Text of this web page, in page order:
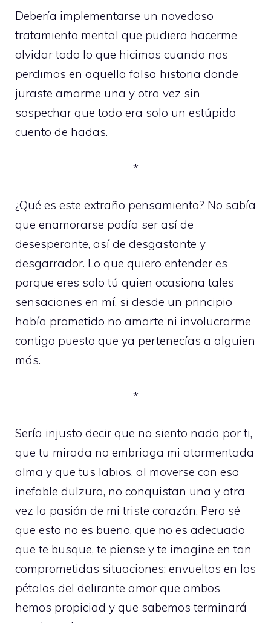
Debería implementarse un novedoso
tratamiento mental que pudiera hacerme
olvidar todo lo que hicimos cuando nos
perdimos en aquella falsa historia donde
juraste amarme una y otra vez sin
sospechar que todo era solo un estúpido
cuento de hadas.
*
¿Qué es este extraño pensamiento? No sabía
que enamorarse podía ser así de
desesperante, así de desgastante y
desgarrador. Lo que quiero entender es
porque eres solo tú quien ocasiona tales
sensaciones en mí, si desde un principio
había prometido no amarte ni involucrarme
contigo puesto que ya pertenecías a alguien
más.
*
Sería injusto decir que no siento nada por ti,
que tu mirada no embriaga mi atormentada
alma y que tus labios, al moverse con esa
inefable dulzura, no conquistan una y otra
vez la pasión de mi triste corazón. Pero sé
que esto no es bueno, que no es adecuado
que te busque, te piense y te imagine en tan
comprometidas situaciones: envueltos en los
pétalos del delirante amor que ambos
hemos propiciad y que sabemos terminará